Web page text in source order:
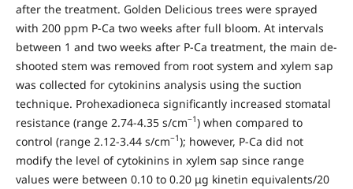
after the treatment. Golden Delicious trees were sprayed
with 200 ppm P-Ca two weeks after full bloom. At intervals
between 1 and two weeks after P-Ca treatment, the main de-
shooted stem was removed from root system and xylem sap
was collected for cytokinins analysis using the suction
technique. Prohexadioneca significantly increased stomatal
resistance (range 2.74-4.35 s/cm−1) when compared to
control (range 2.12-3.44 s/cm−1); however, P-Ca did not
modify the level of cytokinins in xylem sap since range
values were between 0.10 to 0.20 μg kinetin equivalents/20